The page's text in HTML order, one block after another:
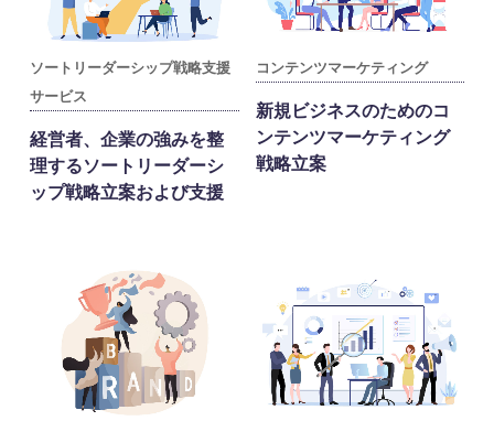
ソートリーダーシップ戦略支援
サービス
経営者、企業の強みを整
理するソートリーダーシ
ップ戦略立案および支援
コンテンツマーケティング
新規ビジネスのためのコ
ンテンツマーケティング
戦略立案